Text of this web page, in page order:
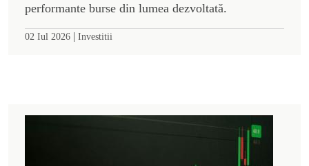
performante burse din lumea dezvoltată.
02 Iul 2026 | Investitii